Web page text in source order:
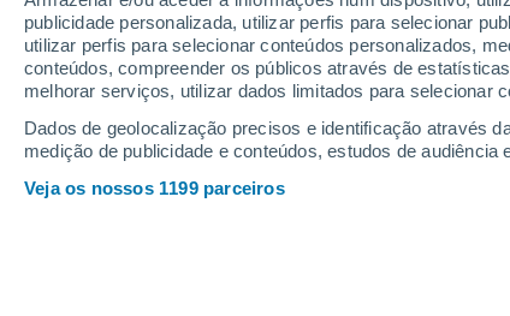
publicidade personalizada, utilizar perfis para selecionar
utilizar perfis para selecionar conteúdos personalizados,
conteúdos, compreender os públicos através de
melhorar serviços, utilizar dados limitados para selecionar
Dados de geolocalização precisos e identificação através
medição de publicidade e conteúdos, estudos de audiência
Veja os nossos 1199 parceiros
Chaumont